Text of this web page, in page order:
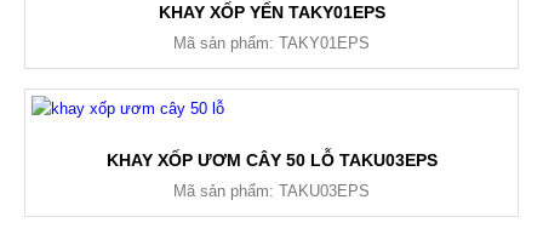
KHAY XỐP YẾN TAKY01EPS
Mã sản phẩm: TAKY01EPS
KHAY XỐP ƯƠM CÂY 50 LỖ TAKU03EPS
Mã sản phẩm: TAKU03EPS